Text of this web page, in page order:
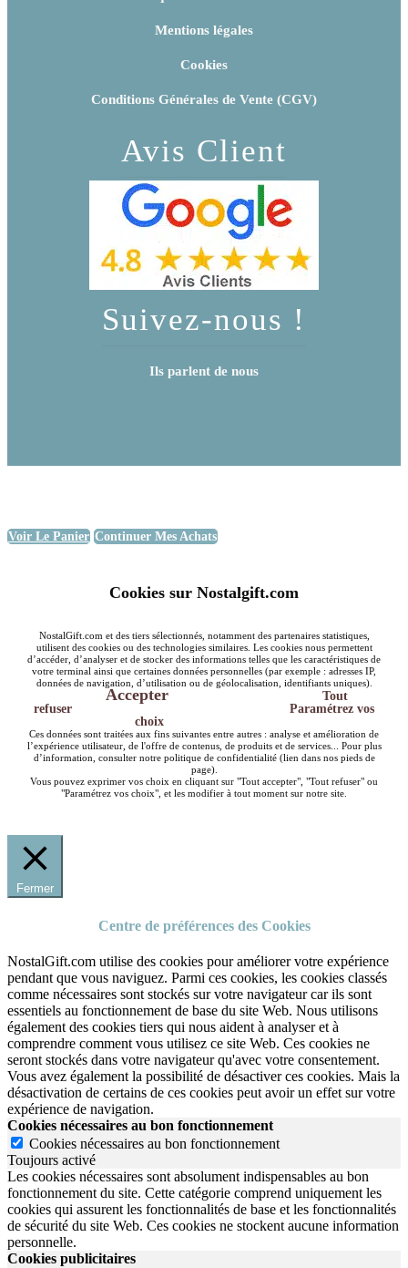
Mentions légales
Cookies
Conditions Générales de Vente (CGV)
Avis Client
Suivez-nous !
Ils parlent de nous
Voir Le Panier Continuer Mes Achats
Cookies sur Nostalgift.com
NostalGift.com et des tiers sélectionnés, notamment des partenaires statistiques,
utilisent des cookies ou des technologies similaires. Les cookies nous permettent
d’accéder, d’analyser et de stocker des informations telles que les caractéristiques de
votre terminal ainsi que certaines données personnelles (par exemple : adresses IP,
données de navigation, d’utilisation ou de géolocalisation, identifiants uniques).
Accepter
Tout
refuser
Paramétrez vos
choix
Ces données sont traitées aux fins suivantes entre autres : analyse et amélioration de
l’expérience utilisateur, de l'offre de contenus, de produits et de services... Pour plus
d’information, consulter notre politique de confidentialité (lien dans nos pieds de
page).
Vous pouvez exprimer vos choix en cliquant sur "Tout accepter", "Tout refuser" ou
"Paramétrez vos choix", et les modifier à tout moment sur notre site.
Fermer
Centre de préférences des Cookies
NostalGift.com utilise des cookies pour améliorer votre expérience
pendant que vous naviguez. Parmi ces cookies, les cookies classés
comme nécessaires sont stockés sur votre navigateur car ils sont
essentiels au fonctionnement de base du site Web. Nous utilisons
également des cookies tiers qui nous aident à analyser et à
comprendre comment vous utilisez ce site Web. Ces cookies ne
seront stockés dans votre navigateur qu'avec votre consentement.
Vous avez également la possibilité de désactiver ces cookies. Mais la
désactivation de certains de ces cookies peut avoir un effet sur votre
expérience de navigation.
Cookies nécessaires au bon fonctionnement
Cookies nécessaires au bon fonctionnement
Toujours activé
Les cookies nécessaires sont absolument indispensables au bon
fonctionnement du site. Cette catégorie comprend uniquement les
cookies qui assurent les fonctionnalités de base et les fonctionnalités
de sécurité du site Web. Ces cookies ne stockent aucune information
personnelle.
Cookies publicitaires